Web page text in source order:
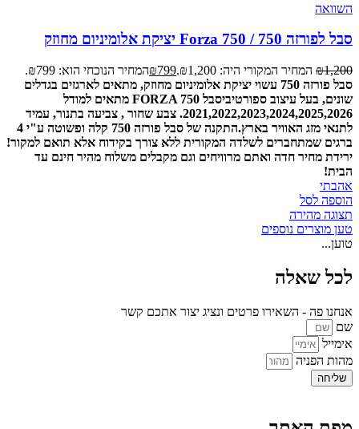
השוואה
סבל לפורזה 750 / Forza 750 יציקת אלומיניום מחוזק
₪1,200 המחיר המקורי היה: ₪1,200. ₪799
המחיר הנוכחי הוא: ₪799.
סבל פורזה 750 עשוי יציקת אלומיניום מחוזק, מתאים לארגזים בגדלים
שונים, בעל עיצוב ספורטיבי
סבל FORZA 750 מתאים למודל
2021,2022,2023,2024,2025,2026. צבע שחור , צביעה בתנור, עמיד
לתנאי מזג האוויר בארץ.
התקנה של סבל פורזה 750 קלה ופשוטה ע"י 4
ברגים שמתחברים לשלדה המקורית ללא צורך בקידוח אלא תואם למקור!
ירידת מחיר חדה ואתם מרוויחים וגם מקבלים משלוח מהיר חינם עד
הבית!
אהבתי
הוספה לסל
תצוגה מהירה
טען מוצרים נוספים
טוען...
לכל שאלה
אנחנו פה - השאירו פרטים ונציג יצור אתכם קשר
שם
אימייל
מהות הפניה
שליחה